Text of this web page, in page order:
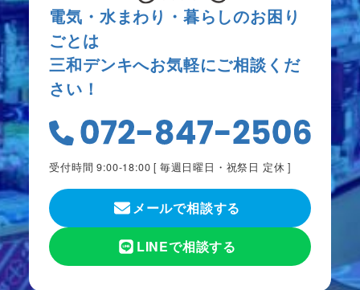
電気・水まわり・暮らしのお困り
ごとは
三和デンキへお気軽にご相談くだ
さい！
受付時間 9:00-18:00 [ 毎週日曜日・祝祭日 定休 ]
メールで相談する
LINEで相談する